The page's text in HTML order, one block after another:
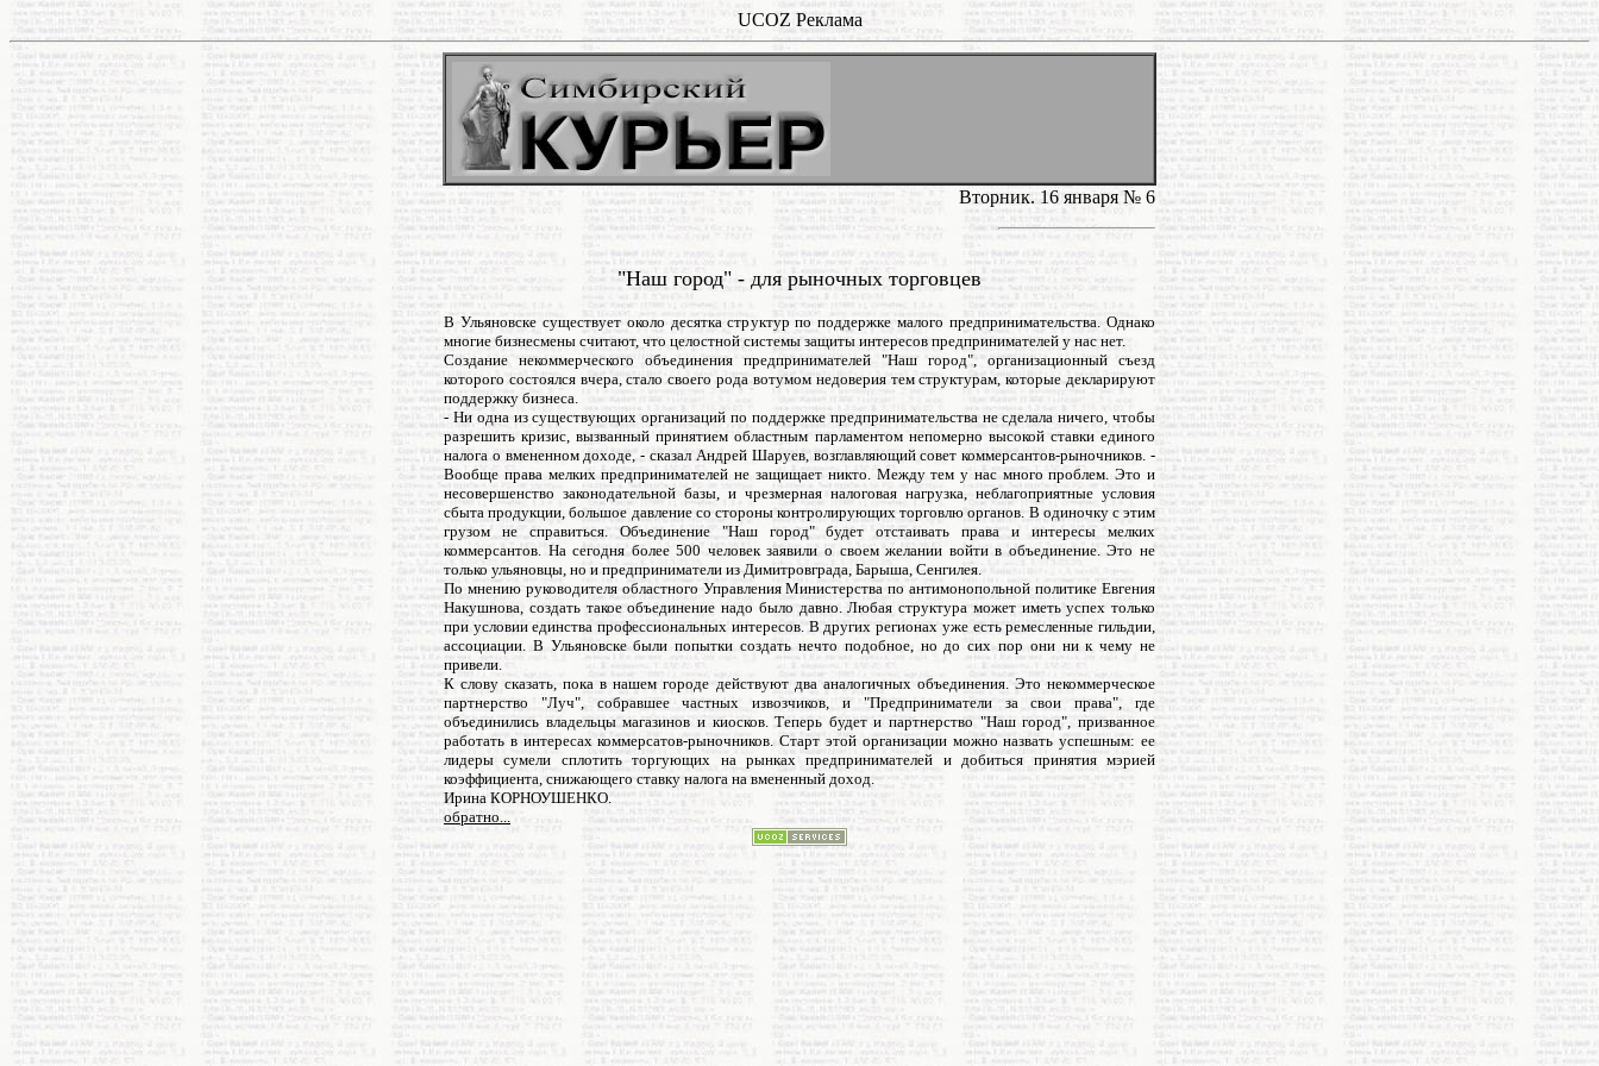
UCOZ Реклама
Вторник. 16 января № 6
"Наш город" - для рыночных торговцев
В Ульяновске существует около десятка структур по поддержке малого предпринимательства. Однако
многие бизнесмены считают, что целостной системы защиты интересов предпринимателей у нас нет.
Создание некоммерческого объединения предпринимателей "Наш город", организационный съезд
которого состоялся вчера, стало своего рода вотумом недоверия тем структурам, которые декларируют
поддержку бизнеса.
- Ни одна из существующих организаций по поддержке предпринимательства не сделала ничего, чтобы
разрешить кризис, вызванный принятием областным парламентом непомерно высокой ставки единого
налога о вмененном доходе, - сказал Андрей Шаруев, возглавляющий совет коммерсантов-рыночников. -
Вообще права мелких предпринимателей не защищает никто. Между тем у нас много проблем. Это и
несовершенство законодательной базы, и чрезмерная налоговая нагрузка, неблагоприятные условия
сбыта продукции, большое давление со стороны контролирующих торговлю органов. В одиночку с этим
грузом не справиться. Объединение "Наш город" будет отстаивать права и интересы мелких
коммерсантов. На сегодня более 500 человек заявили о своем желании войти в объединение. Это не
только ульяновцы, но и предприниматели из Димитровграда, Барыша, Сенгилея.
По мнению руководителя областного Управления Министерства по антимонопольной политике Евгения
Накушнова, создать такое объединение надо было давно. Любая структура может иметь успех только
при условии единства профессиональных интересов. В других регионах уже есть ремесленные гильдии,
ассоциации. В Ульяновске были попытки создать нечто подобное, но до cих пор они ни к чему не
привели.
К слову сказать, пока в нашем городе действуют два аналогичных объединения. Это некоммерческое
партнерство "Луч", собравшее частных извозчиков, и "Предприниматели за свои права", где
объединились владельцы магазинов и киосков. Теперь будет и партнерство "Наш город", призванное
работать в интересах коммерсатов-рыночников. Старт этой организации можно назвать успешным: ее
лидеры сумели сплотить торгующих на рынках предпринимателей и добиться принятия мэрией
коэффициента, снижающего ставку налога на вмененный доход.
Ирина КОРНОУШЕНКО.
обратно...